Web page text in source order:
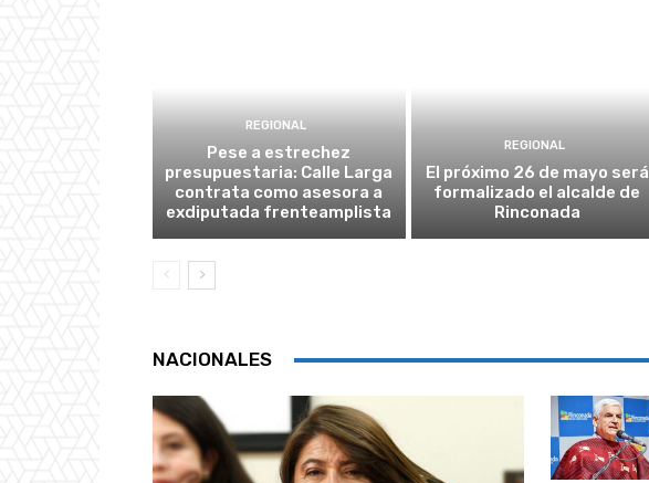
REGIONAL
Pese a estrechez
presupuestaria: Calle Larga
contrata como asesora a
exdiputada frenteamplista
REGIONAL
El próximo 26 de mayo será
formalizado el alcalde de
Rinconada
NACIONALES